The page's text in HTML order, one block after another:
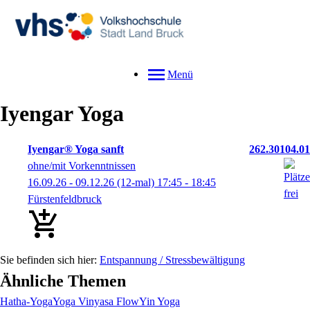
Menü
Iyengar Yoga
Iyengar® Yoga sanft
262.30104.01
ohne/mit Vorkenntnissen
16.09.26 - 09.12.26 (12-mal) 17:45 - 18:45
Fürstenfeldbruck
Entspannung / Stressbewältigung
Ähnliche Themen
Hatha-YogaYoga Vinyasa FlowYin Yoga